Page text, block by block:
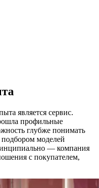
является сервис.
профильные
глубже понимать
моделей
— компания
с покупателем,